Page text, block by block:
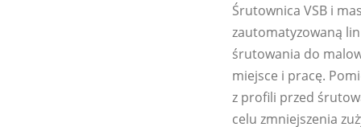
Śrutownica VSB i
zautomatyzowaną
śrutowania do
miejsce i pracę.
z profili przed
celu zmniejszenia